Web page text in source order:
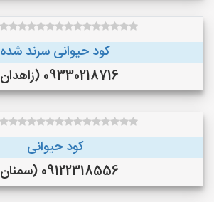
کود حیوانی سرند شده
09330218716 (زاهدان )
کود حیوانی
09122318556 (سمنان )